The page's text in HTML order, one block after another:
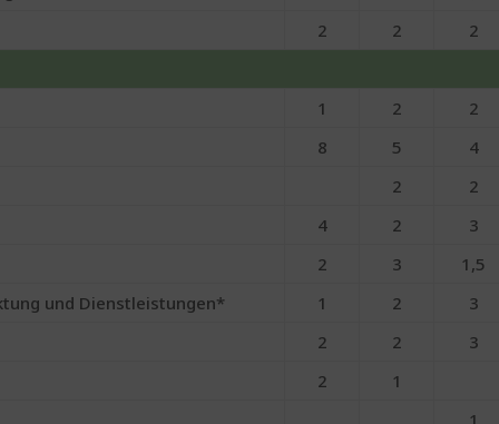
2
2 2
1 2
2
8
5
4
2
2
4
2
3
2
3
1,5
und Dienstleistungen*
1 2
3
2
2
3
2
1
1